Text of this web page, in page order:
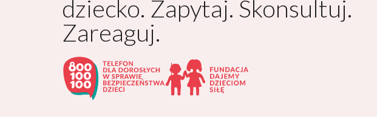
dziecko. Zapytaj. Skonsultuj.
Zareaguj.